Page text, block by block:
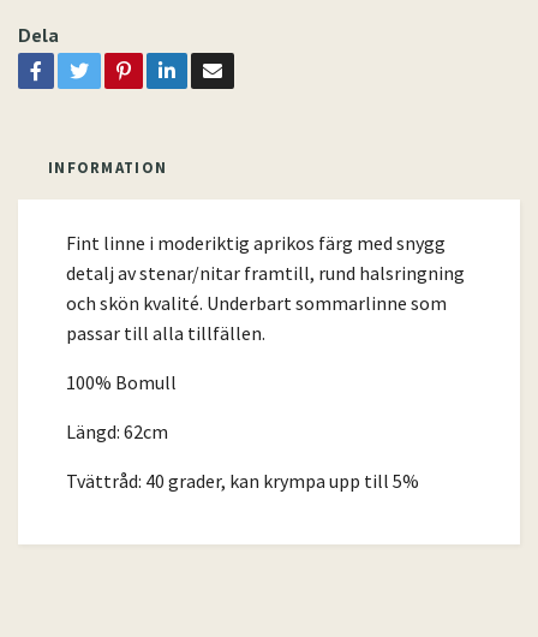
Dela
INFORMATION
Fint linne i moderiktig aprikos färg med snygg
detalj av stenar/nitar framtill, rund halsringning
och skön kvalité. Underbart sommarlinne som
passar till alla tillfällen.
100% Bomull
Längd: 62cm
Tvättråd: 40 grader, kan krympa upp till 5%